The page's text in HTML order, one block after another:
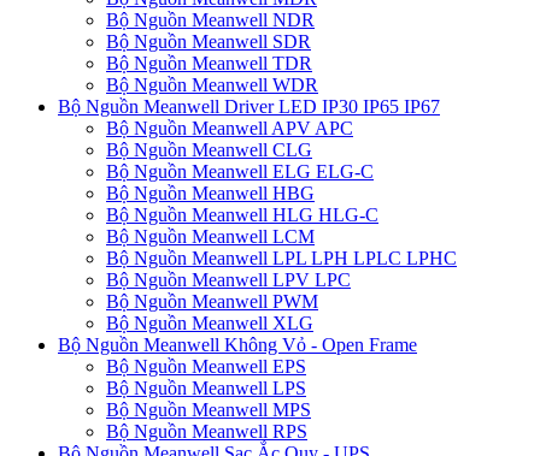
Bộ Nguồn Meanwell NDR
Bộ Nguồn Meanwell SDR
Bộ Nguồn Meanwell TDR
Bộ Nguồn Meanwell WDR
Bộ Nguồn Meanwell Driver LED IP30 IP65 IP67
Bộ Nguồn Meanwell APV APC
Bộ Nguồn Meanwell CLG
Bộ Nguồn Meanwell ELG ELG-C
Bộ Nguồn Meanwell HBG
Bộ Nguồn Meanwell HLG HLG-C
Bộ Nguồn Meanwell LCM
Bộ Nguồn Meanwell LPL LPH LPLC LPHC
Bộ Nguồn Meanwell LPV LPC
Bộ Nguồn Meanwell PWM
Bộ Nguồn Meanwell XLG
Bộ Nguồn Meanwell Không Vỏ - Open Frame
Bộ Nguồn Meanwell EPS
Bộ Nguồn Meanwell LPS
Bộ Nguồn Meanwell MPS
Bộ Nguồn Meanwell RPS